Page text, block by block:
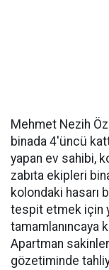
Mehmet Nezih
binada 4'üncü
yapan ev sahibi,
zabıta ekipleri
kolondaki hasarı
tespit etmek için
tamamlanıncaya
Apartman
gözetiminde